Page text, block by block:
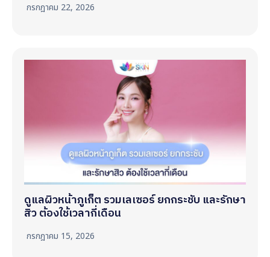
กรกฎาคม 22, 2026
ดูแลผิวหน้าภูเก็ต รวมเลเซอร์ ยกกระชับ และรักษา
สิว ต้องใช้เวลากี่เดือน
กรกฎาคม 15, 2026